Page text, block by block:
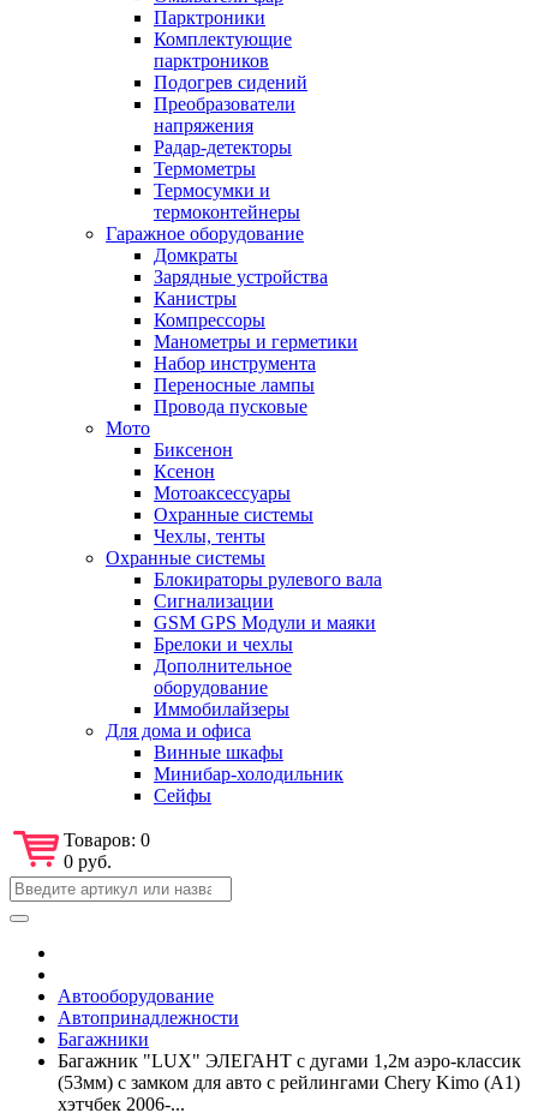
Парктроники
Комплектующие
парктроников
Подогрев сидений
Преобразователи
напряжения
Радар-детекторы
Термометры
Термосумки и
термоконтейнеры
Гаражное оборудование
Домкраты
Зарядные устройства
Канистры
Компрессоры
Манометры и герметики
Набор инструмента
Переносные лампы
Провода пусковые
Мото
Биксенон
Ксенон
Мотоаксессуары
Охранные системы
Чехлы, тенты
Охранные системы
Блокираторы рулевого вала
Сигнализации
GSM GPS Модули и маяки
Брелоки и чехлы
Дополнительное
оборудование
Иммобилайзеры
Для дома и офиса
Винные шкафы
Минибар-холодильник
Сейфы
Товаров: 0
0 руб.
Автооборудование
Автопринадлежности
Багажники
Багажник "LUX" ЭЛЕГАНТ с дугами 1,2м аэро-классик
(53мм) с замком для авто с рейлингами Chery Kimo (A1)
хэтчбек 2006-...